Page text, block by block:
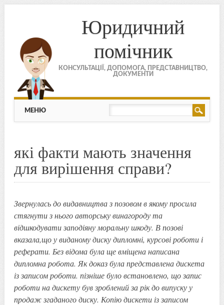
Юридичний
помічник
КОНСУЛЬТАЦІЇ, ДОПОМОГА, ПРЕДСТАВНИЦТВО,
ДОКУМЕНТИ
МЕНЮ
Skip to content
МЕНЮ
які факти мають значення
для вирішення справи?
Звернулась до видавництва з позовом в якому просила
стягнути з нього авторську винагороду та
відшкодувати заподіяну моральну шкоду. В позові
вказала,що у виданому диску дипломні, курсові роботи і
реферати. Без відома була ще вміщена написана
дипломна робота. Як доказ була представлена дискета
із записом роботи. пізніше було встановлено, що запис
роботи на дискету був зроблений за рік до випуску у
продаж згаданого диску. Копію дискети із записом